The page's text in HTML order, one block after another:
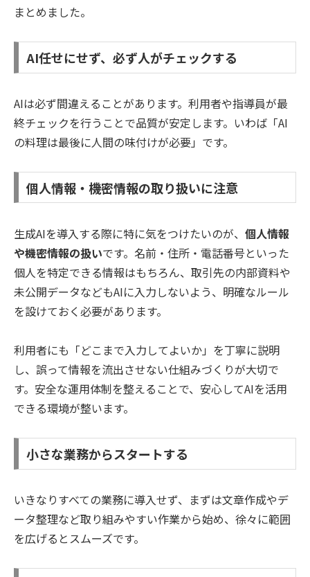
まとめました。
AI任せにせず、必ず人がチェックする
AIは必ず間違えることがあります。利用者や指導員が最
終チェックを行うことで品質が安定します。いわば「AI
の料理は最後に人間の味付けが必要」です。
個人情報・機密情報の取り扱いに注意
生成AIを導入する際に特に気をつけたいのが、 個人情報
や機密情報の扱いです。名前・住所・電話番号といった
個人を特定できる情報はもちろん、取引先の内部資料や
未公開データなどもAIに入力しないよう、明確なルール
を設けておく必要があります。
利用者にも「どこまで入力してよいか」を丁寧に説明
し、誤って情報を流出させない仕組みづくりが大切で
す。安全な運用体制を整えることで、安心してAIを活用
できる環境が整います。
小さな業務からスタートする
いきなりすべての業務に導入せず、まずは文章作成やデ
ータ整理など取り組みやすい作業から始め、徐々に範囲
を広げるとスムーズです。